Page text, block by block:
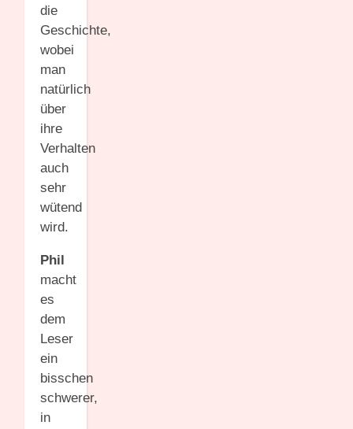
die
Geschichte,
wobei
man
natürlich
über
ihre
Verhalten
auch
sehr
wütend
wird.
Phil
macht
es
dem
Leser
ein
bisschen
schwerer,
in